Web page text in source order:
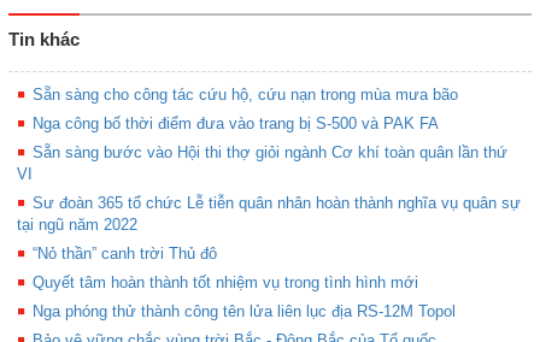
Tin khác
Sẵn sàng cho công tác cứu hộ, cứu nạn trong mùa mưa bão
Nga công bố thời điểm đưa vào trang bị S-500 và PAK FA
Sẵn sàng bước vào Hội thi thợ giỏi ngành Cơ khí toàn quân lần thứ
VI
Sư đoàn 365 tổ chức Lễ tiễn quân nhân hoàn thành nghĩa vụ quân sự
tại ngũ năm 2022
“Nỏ thần” canh trời Thủ đô
Quyết tâm hoàn thành tốt nhiệm vụ trong tình hình mới
Nga phóng thử thành công tên lửa liên lục địa RS-12M Topol